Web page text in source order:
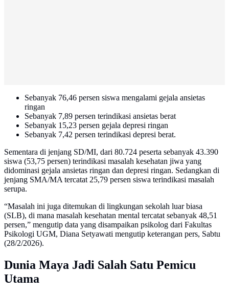
Sebanyak 76,46 persen siswa mengalami gejala ansietas
ringan
Sebanyak 7,89 persen terindikasi ansietas berat
Sebanyak 15,23 persen gejala depresi ringan
Sebanyak 7,42 persen terindikasi depresi berat.
Sementara di jenjang SD/MI, dari 80.724 peserta sebanyak 43.390
siswa (53,75 persen) terindikasi masalah kesehatan jiwa yang
didominasi gejala ansietas ringan dan depresi ringan. Sedangkan di
jenjang SMA/MA tercatat 25,79 persen siswa terindikasi masalah
serupa.
“Masalah ini juga ditemukan di lingkungan sekolah luar biasa
(SLB), di mana masalah kesehatan mental tercatat sebanyak 48,51
persen,” mengutip data yang disampaikan psikolog dari Fakultas
Psikologi UGM, Diana Setyawati mengutip keterangan pers, Sabtu
(28/2/2026).
Dunia Maya Jadi Salah Satu Pemicu
Utama